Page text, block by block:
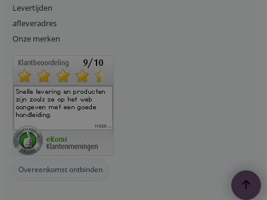
Levertijden
afleveradres
Onze merken
Overeenkomst ontbinden